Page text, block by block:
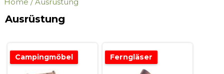
Ausrüstung
Campingmöbel Ferngläser